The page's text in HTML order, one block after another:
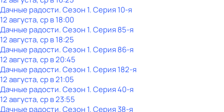
Дачные радости. Сезон 1. Серия 10-я
12 августа, ср в 18:00
Дачные радости. Сезон 1. Серия 85-я
12 августа, ср в 18:25
Дачные радости. Сезон 1. Серия 86-я
12 августа, ср в 20:45
Дачные радости. Сезон 1. Серия 182-я
12 августа, ср в 21:05
Дачные радости. Сезон 1. Серия 40-я
12 августа, ср в 23:55
Дачные радости. Сезон 1. Серия 38-я